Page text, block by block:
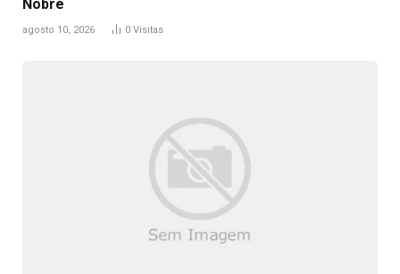
Nobre
agosto 10, 2026 0 Visitas